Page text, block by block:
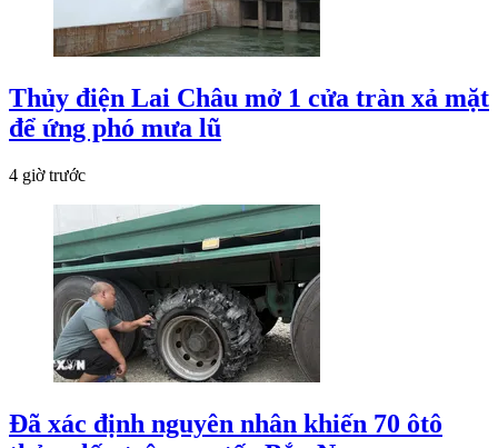
Thủy điện Lai Châu mở 1 cửa tràn xả mặt
để ứng phó mưa lũ
4 giờ trước
Đã xác định nguyên nhân khiến 70 ôtô